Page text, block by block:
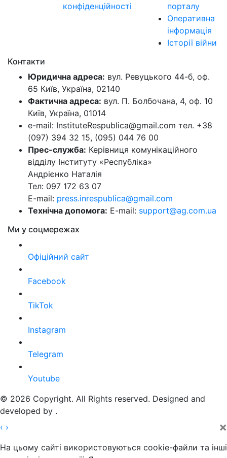
конфіденційності
порталу
Оперативна
інформація
Історії війни
Контакти
Юридична адреса: вул. Ревуцького 44-б, оф.
65 Київ, Україна, 02140
Фактична адреса: вул. П. Болбочана, 4, оф. 10
Київ, Україна, 01014
e-mail: InstituteRespublica@gmail.com тел. +38
(097) 394 32 15, (095) 044 76 00
Прес-служба: Керівниця комунікаційного
відділу Інституту «Республіка»
Андрієнко Наталія
Тел: 097 172 63 07
E-mail: press.inrespublica@gmail.com
Технічна допомога: E-mail: support@ag.com.ua
Ми у соцмережах
Офіційний сайт
Facebook
TikTok
Instagram
Telegram
Youtube
© 2026 Copyright. All Rights reserved. Designed and
developed by .
‹ › ×
На цьому сайті використовуються cookie-файли та інші